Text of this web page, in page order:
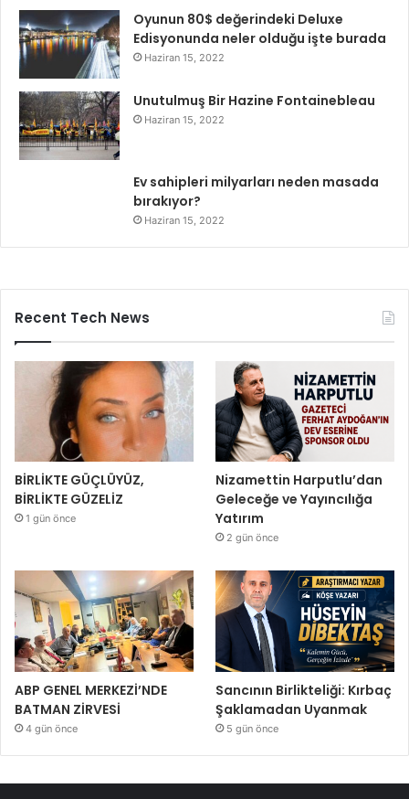
Oyunun 80$ değerindeki Deluxe
Edisyonunda neler olduğu işte burada
Haziran 15, 2022
Unutulmuş Bir Hazine Fontainebleau
Haziran 15, 2022
Ev sahipleri milyarları neden masada
bırakıyor?
Haziran 15, 2022
Recent Tech News
BİRLİKTE GÜÇLÜYÜZ,
BİRLİKTE GÜZELİZ
1 gün önce
Nizamettin Harputlu’dan
Geleceğe ve Yayıncılığa
Yatırım
2 gün önce
ABP GENEL MERKEZİ’NDE
BATMAN ZİRVESİ
4 gün önce
Sancının Birlikteliği: Kırbaç
Şaklamadan Uyanmak
5 gün önce